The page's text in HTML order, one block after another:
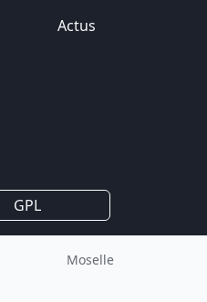
Actus
GPL
Moselle